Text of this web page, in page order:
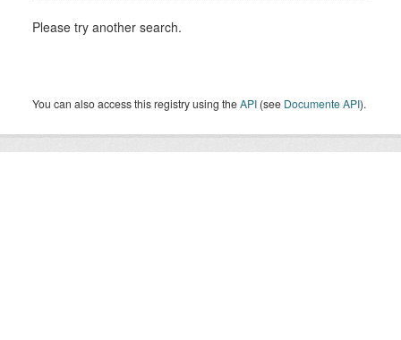
Please try another search.
You can also access this registry using theAPI (see Documente API).